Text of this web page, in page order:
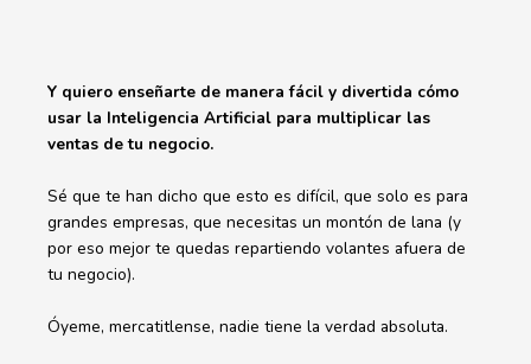
Y quiero enseñarte de manera fácil y divertida cómo
usar la Inteligencia Artificial para multiplicar las
ventas de tu negocio.
Sé que te han dicho que esto es difícil, que solo es para
grandes empresas, que necesitas un montón de lana (y
por eso mejor te quedas repartiendo volantes afuera de
tu negocio).
Óyeme, mercatitlense, nadie tiene la verdad absoluta.